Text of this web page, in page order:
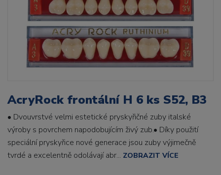
AcryRock frontální H 6 ks S52, B3
• Dvouvrstvé velmi estetické pryskyřičné zuby italské
výroby s povrchem napodobujícím živý zub.• Díky použití
speciální pryskyřice nové generace jsou zuby výjimečně
tvrdé a excelentně odolávají abr... ZOBRAZIT VÍCE